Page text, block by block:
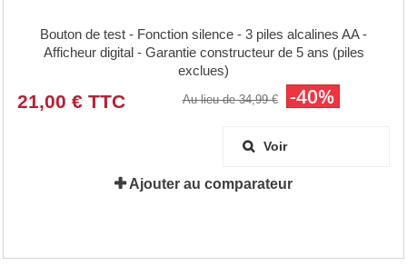
Bouton de test - Fonction silence - 3 piles alcalines AA -
Afficheur digital - Garantie constructeur de 5 ans (piles
exclues)
21,00 € TTC Au lieu de 34,99 € -40%
Voir
Ajouter au comparateur